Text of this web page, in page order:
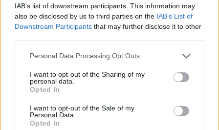
IAB’s list of downstream participants. This information may
also be disclosed by us to third parties on the IAB’s List of
Downstream Participants that may further disclose it to other
Please note that this website/app uses one or more Google
not limited to your visit or usage behaviour. You may click to
grant or deny consent to Google and its third-party tags to
use your data for below specified purposes in below Google
consent section.
Personal Data Processing Opt Outs
I want to opt-out of the Sharing of my
personal data.
Opted In
I want to opt-out of the Sale of my
Personal Data.
Opted In